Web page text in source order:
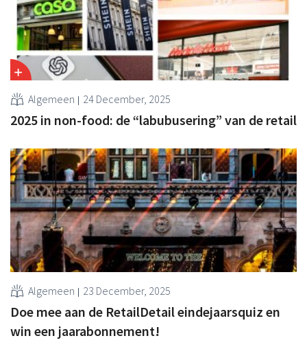
Algemeen 24 December, 2025
2025 in non-food: de “labubusering” van de retail
Algemeen 23 December, 2025
Doe mee aan de RetailDetail eindejaarsquiz en
win een jaarabonnement!